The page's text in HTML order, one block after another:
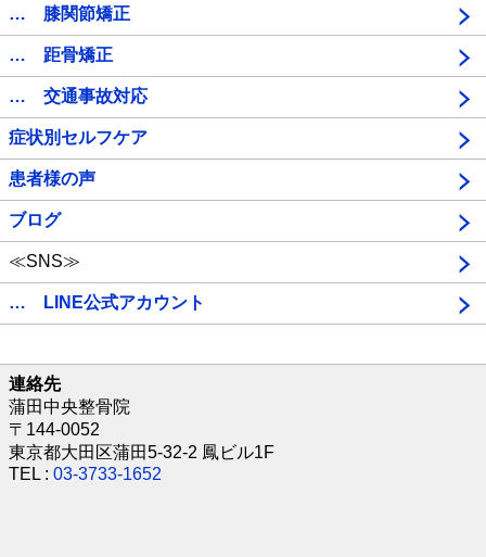
… 膝関節矯正
… 距骨矯正
… 交通事故対応
症状別セルフケア
患者様の声
ブログ
≪SNS≫
… LINE公式アカウント
連絡先
蒲田中央整骨院
〒144-0052
東京都大田区蒲田5-32-2 鳳ビル1F
TEL : 03-3733-1652